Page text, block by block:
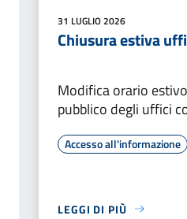
31 LUGLIO 2026
Chiusura estiva
Modifica orario
pubblico degli uffici
Accesso all'informazione
LEGGI DI PIÙ